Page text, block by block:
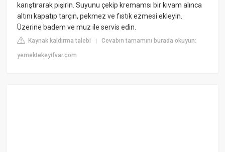
karıştırarak pişirin. Suyunu çekip kremamsı bir kıvam alınca
altını kapatıp tarçın, pekmez ve fıstık ezmesi ekleyin.
Üzerine badem ve muz ile servis edin.
Kaynak kaldırma talebi |Cevabın tamamını burada okuyun:
yemektekeyifvar.com